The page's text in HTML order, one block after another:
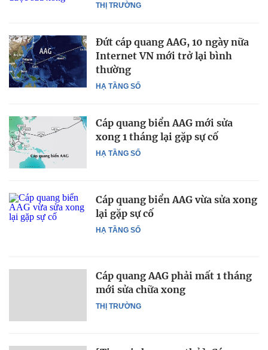
THỊ TRƯỜNG
HẠ TẦNG SỐ
Đứt cáp quang AAG, 10 ngày nữa
Internet VN mới trở lại bình
thường
HẠ TẦNG SỐ
Cáp quang biển AAG mới sửa
xong 1 tháng lại gặp sự cố
HẠ TẦNG SỐ
Cáp quang biển AAG vừa sửa xong
lại gặp sự cố
THỊ TRƯỜNG
Cáp quang AAG phải mất 1 tháng
mới sửa chữa xong